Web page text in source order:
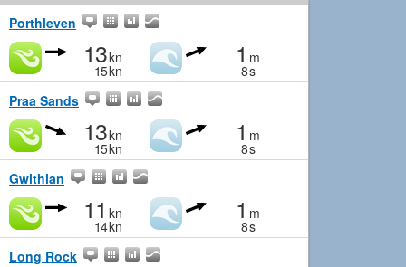
Porthleven
13kn
15kn
1 m
8s
Praa Sands
13kn
15kn
1 m
8s
Gwithian
11 kn
14kn
1 m
8s
Long Rock